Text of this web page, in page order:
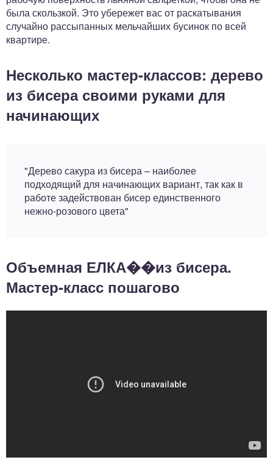
была скользкой. Это убережет вас от раскатывания
случайно рассыпанных мельчайших бусинок по всей
квартире.
Несколько мастер-классов: дерево
из бисера своими руками для
начинающих
"Дерево сакура из бисера – наиболее
подходящий для начинающих вариант, так как в
работе задействован бисер единственного
нежно-розового цвета"
Объемная ЕЛКА��из бисера.
Мастер-класс пошагово